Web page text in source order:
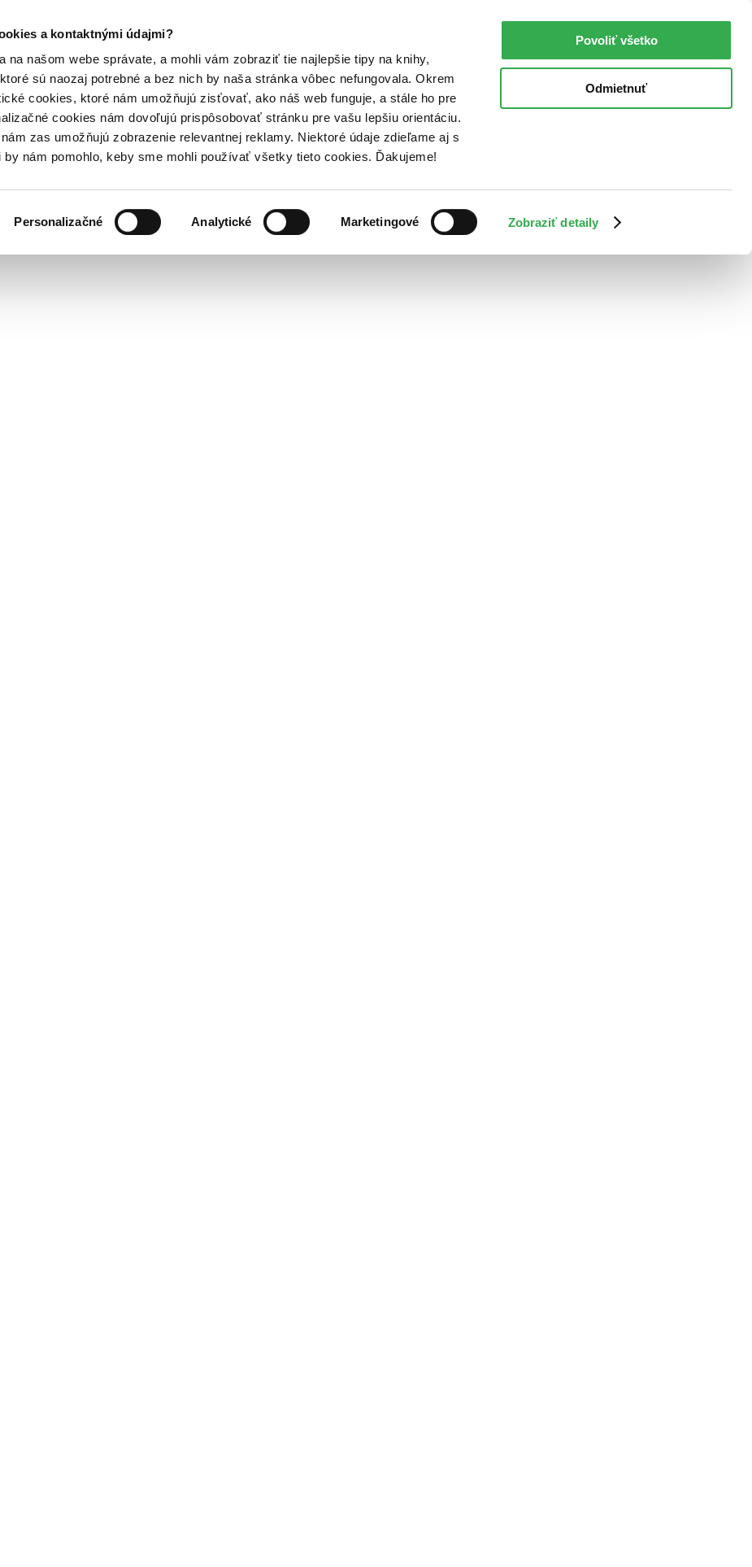
a kontaktnými údajmi?
na našom webe správate, a mohli vám zobraziť tie najlepšie tipy na knihy,
sú naozaj potrebné a bez nich by naša stránka vôbec nefungovala. Okrem
cookies, ktoré nám umožňujú zisťovať, ako náš web funguje, a stále ho pre
cookies nám dovoľujú prispôsobovať stránku pre vašu lepšiu orientáciu.
zas umožňujú zobrazenie relevantnej reklamy. Niektoré údaje zdieľame aj s
nám pomohlo, keby sme mohli používať všetky tieto cookies. Ďakujeme!
Personalizačné Analytické Marketingové Zobraziť detaily
Povoliť všetko
Odmietnuť